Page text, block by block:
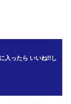
入ったら いいね!!し